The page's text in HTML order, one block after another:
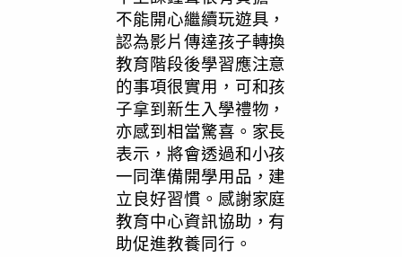
不能開心繼續玩遊具，
認為影片傳達孩子轉換
教育階段後學習應注意
的事項很實用，可和孩
子拿到新生入學禮物，
亦感到相當驚喜。家長
表示，將會透過和小孩
一同準備開學用品，建
立良好習慣。感謝家庭
教育中心資訊協助，有
助促進教養同行。